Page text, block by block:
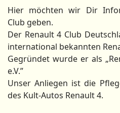
Hier möchten wir Dir
Club geben.
Der Renault 4 Club
international bekannten
Gegründet wurde er als
e.V.”
Unser Anliegen ist die
des Kult-Autos Renault 4.